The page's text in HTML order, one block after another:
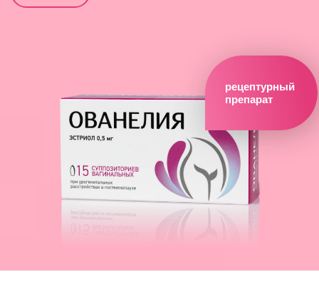
рецептурный
препарат